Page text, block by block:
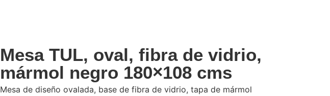
Mesa TUL, oval, fibra de vidrio,
mármol negro 180×108 cms
Mesa de diseño ovalada, base de fibra de vidrio, tapa de mármol